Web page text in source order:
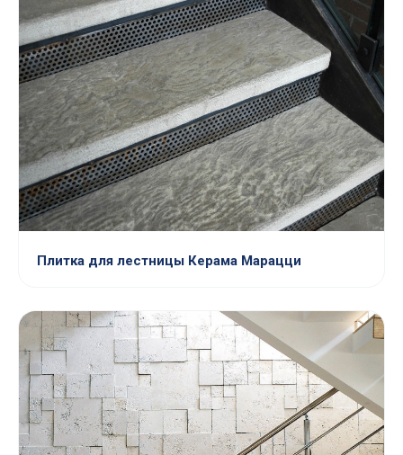
Плитка для лестницы Керама Марацци